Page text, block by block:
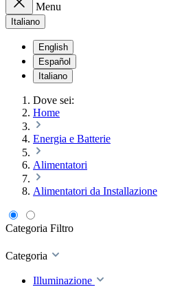
Menu
Italiano
English
Español
Italiano
Dove sei:
Home
Energia e Batterie
Alimentatori
Alimentatori da Installazione
Categoria Filtro
Categoria
Illuminazione